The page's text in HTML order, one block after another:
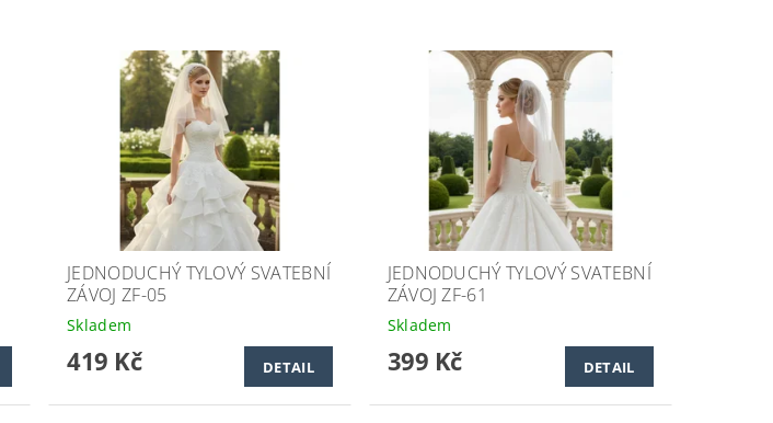
JEDNODUCHÝ TYLOVÝ SVATEBNÍ
ZÁVOJ ZF-05
Skladem
419 Kč DETAIL
JEDNODUCHÝ TYLOVÝ SVATEBNÍ
ZÁVOJ ZF-61
Skladem
399 Kč DETAIL